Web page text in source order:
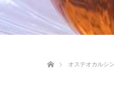
オステオカルシン